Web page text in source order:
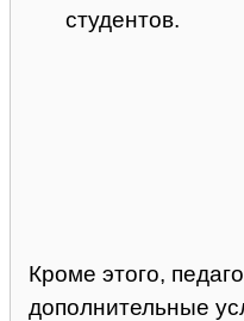
студентов.
Кроме этого,
дополнительные